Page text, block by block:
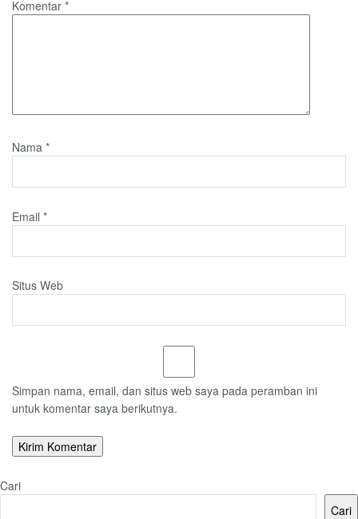
Komentar *
Nama *
Email *
Situs Web
Simpan nama, email, dan situs web saya pada peramban ini
untuk komentar saya berikutnya.
Cari
Cari